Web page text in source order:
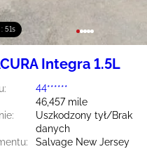
48s
Integra 1.5L
44******
46,457 mile
Uszkodzony tył/Brak
danych
Salvage New Jersey